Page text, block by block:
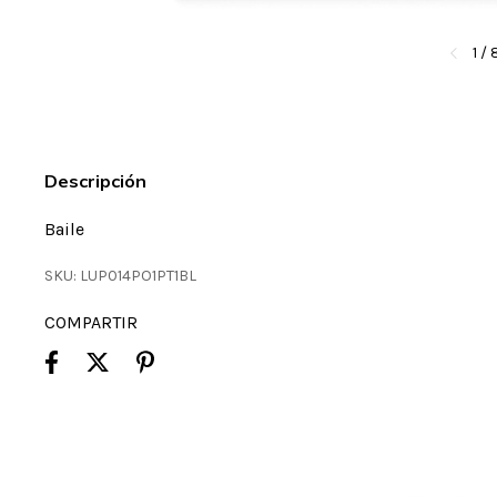
1 /
Descripción
Baile
SKU: LUP014PO1PT1BL
COMPARTIR